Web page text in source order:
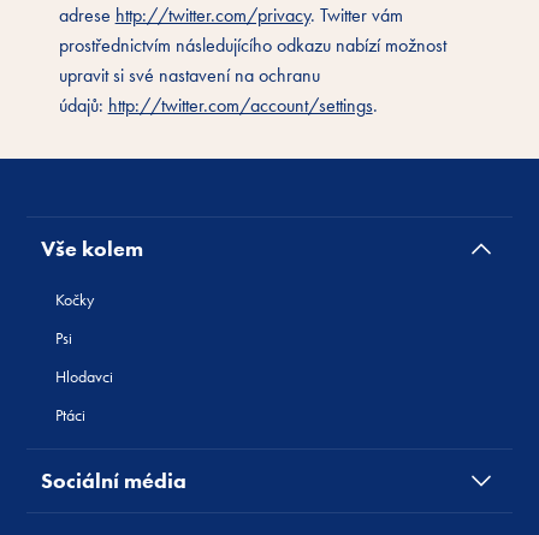
adrese http://twitter.com/privacy. Twitter vám
prostřednictvím následujícího odkazu nabízí možnost
upravit si své nastavení na ochranu
údajů: http://twitter.com/account/settings.
Vše kolem
Kočky
Psi
Hlodavci
Ptáci
Sociální média